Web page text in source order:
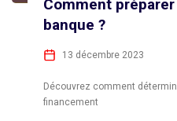
Comment
banque ?
13 décembre 2023
Découvrez comment
financement